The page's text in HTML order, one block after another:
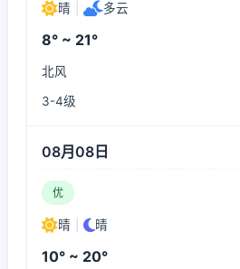
晴 多云
8° ~ 21°
北风
3-4级
08月08日
优
晴 晴
10° ~ 20°